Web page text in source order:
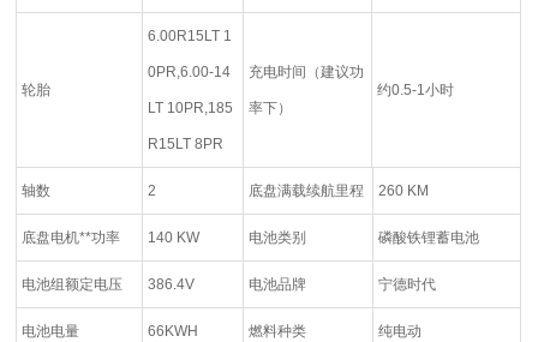
轮胎
6.00R15LT 1
0PR,6.00-14
LT 10PR,185
R15LT 8PR
充电时间（建议功
率下）
约0.5-1小时
轴数 2 底盘满载续航里程 260 KM
底盘电机**功率 140 KW 电池类别 磷酸铁锂蓄电池
电池组额定电压 386.4V 电池品牌 宁德时代
电池电量 66KWH 燃料种类 纯电动